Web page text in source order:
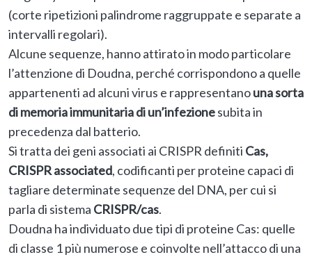
(corte ripetizioni palindrome raggruppate e separate a
intervalli regolari).
Alcune sequenze, hanno attirato in modo particolare
l’attenzione di Doudna, perché corrispondono a quelle
appartenenti ad alcuni virus e rappresentanouna sorta
di memoria immunitaria di un’infezionesubita in
precedenza dal batterio.
Si tratta dei geni associati ai CRISPR definiti Cas,
CRISPR associated, codificanti per proteine capaci di
tagliare determinate sequenze del DNA, per cui si
parla di sistema CRISPR/cas.
Doudna ha individuato due tipi di proteine Cas: quelle
di classe 1 più numerose e coinvolte nell’attacco di una